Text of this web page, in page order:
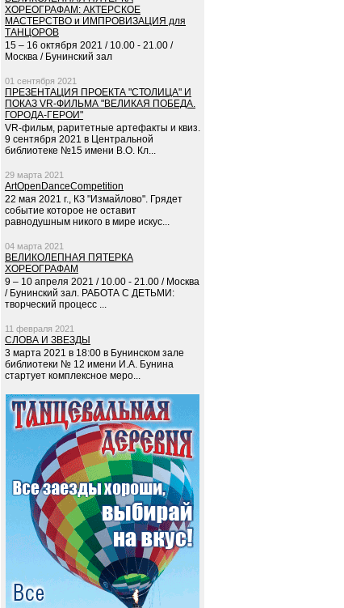
ХОРЕОГРАФАМ: АКТЕРСКОЕ
МАСТЕРСТВО и ИМПРОВИЗАЦИЯ для
ТАНЦОРОВ
15 – 16 октября 2021 / 10.00 - 21.00 /
Москва / Бунинский зал
01 сентября 2021
ПРЕЗЕНТАЦИЯ ПРОЕКТА "СТОЛИЦА" И
ПОКАЗ VR-ФИЛЬМА "ВЕЛИКАЯ ПОБЕДА.
ГОРОДА-ГЕРОИ"
VR-фильм, раритетные артефакты и квиз.
9 сентября 2021 в Центральной
библиотеке №15 имени В.О. Кл...
29 марта 2021
ArtOpenDanceCompetition
22 мая 2021 г., КЗ "Измайлово". Грядет
событие которое не оставит
равнодушным никого в мире искус...
04 марта 2021
ВЕЛИКОЛЕПНАЯ ПЯТЕРКА
ХОРЕОГРАФАМ
9 – 10 апреля 2021 / 10.00 - 21.00 / Москва
/ Бунинский зал. РАБОТА С ДЕТЬМИ:
творческий процесс ...
11 февраля 2021
СЛОВА И ЗВЕЗДЫ
3 марта 2021 в 18:00 в Бунинском зале
библиотеки № 12 имени И.А. Бунина
стартует комплексное меро...